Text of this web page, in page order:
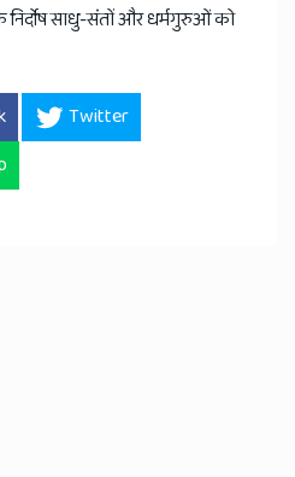
निर्दोष साधु-संतों और धर्मगुरुओं को
Twitter